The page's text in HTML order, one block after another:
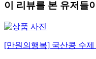
이 리뷰를 본 유저들
[만원의행복] 국산콩 수